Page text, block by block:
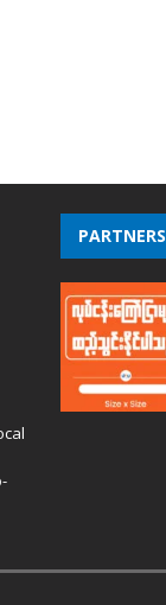
PARTNERS